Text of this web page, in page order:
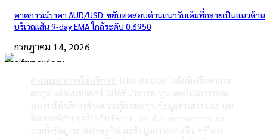
คาดการณ์ราคา AUD/USD: ขยับทดสอบด่านแนวรับเดิมที่กลายเป็นแนวต้าน
บริเวณเส้น 9-day EMA ใกล้ระดับ 0.6950
กรกฎาคม 14, 2026